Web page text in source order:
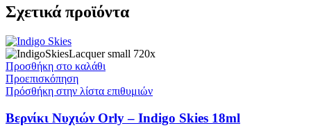
Σχετικά προϊόντα
Προσθήκη στο καλάθι
Προεπισκόπηση
Πρόσθήκη στην λίστα επιθυμιών
Βερνίκι Νυχιών Orly – Indigo Skies 18ml